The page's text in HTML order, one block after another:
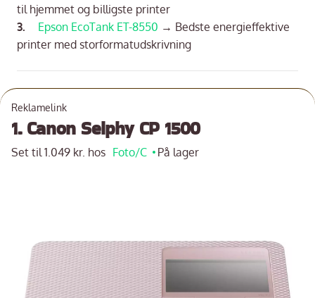
til hjemmet og billigste printer
Epson EcoTank ET-8550 → Bedste energieffektive
printer med storformatudskrivning
Reklamelink
1. Canon Selphy CP 1500
Set til 1.049 kr. hos Foto/C På lager